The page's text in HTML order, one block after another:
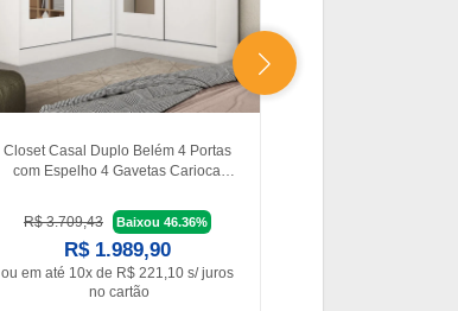
Closet Casal Duplo Belém 4 Portas
com Espelho 4 Gavetas Carioca
R$ 3.709,43
Baixou 46.36%
R$ 1.989,90
ou ematé 10x de R$ 221,10 s/ juros
no cartão